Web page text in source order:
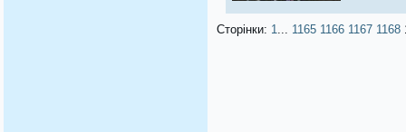
Сторінки: 1... 1165 1166 1167 1168